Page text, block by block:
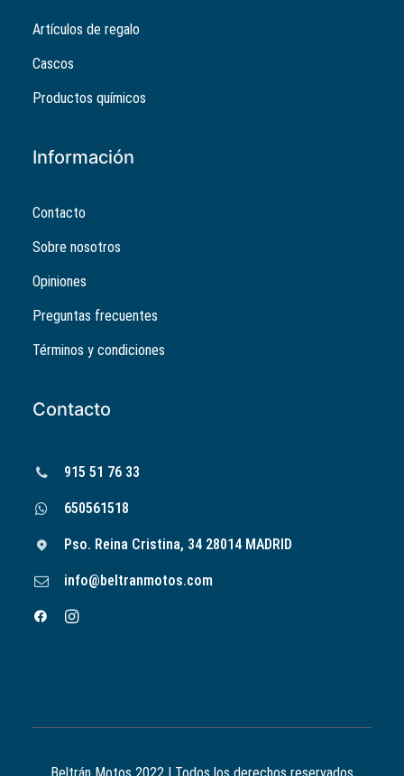
Artículos de regalo
Cascos
Productos químicos
Información
Contacto
Sobre nosotros
Opiniones
Preguntas frecuentes
Términos y condiciones
Contacto
915 51 76 33
650561518
Pso. Reina Cristina, 34 28014 MADRID
info@beltranmotos.com